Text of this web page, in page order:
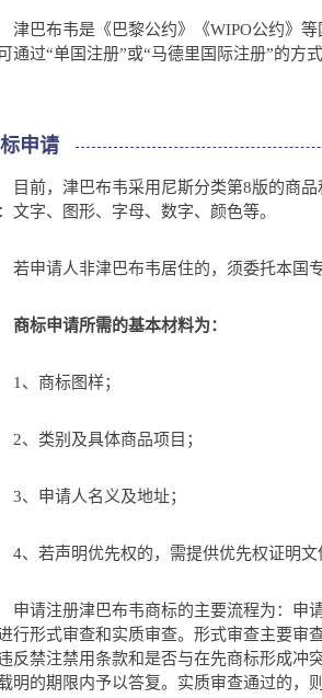
巴布韦是《巴黎公约》《WIPO公约》等
通过“单国注册”或“马德里国际注册”的方式
申请
前，津巴布韦采用尼斯分类第8版的商品
文字、图形、字母、数字、颜色等。
申请人非津巴布韦居住的，须委托本国专
商标申请所需的基本材料为：
商标图样；
类别及具体商品项目；
申请人名义及地址；
若声明优先权的，需提供优先权证明文
请注册津巴布韦商标的主要流程为：申请
行形式审查和实质审查。形式审查主要审
反禁注禁用条款和是否与在先商标形成冲
明的期限内予以答复。实质审查通过的，